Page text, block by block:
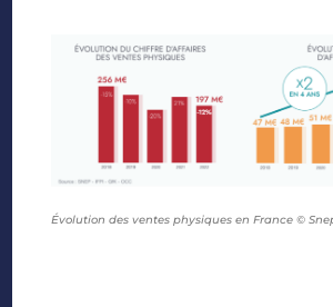
Évolution des ventes physiques en France ©